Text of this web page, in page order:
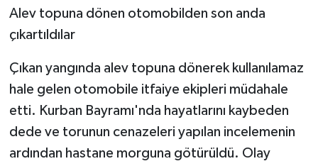
Alev topuna dönen otomobilden son anda
çıkartıldılar
Çıkan yangında alev topuna dönerek kullanılamaz
hale gelen otomobile itfaiye ekipleri müdahale
etti. Kurban Bayramı'nda hayatlarını kaybeden
dede ve torunun cenazeleri yapılan incelemenin
ardından hastane morguna götürüldü. Olay